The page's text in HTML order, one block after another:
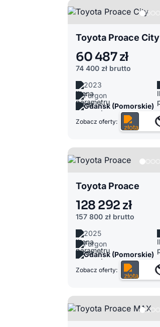
Toyota Proace City
60 487 zł
74 400 zł brutto
2023
Furgon
Gdańsk (Pomorskie)
Zobacz oferty:
Toyota Proace
128 292 zł
157 800 zł brutto
2025
Furgon
Gdańsk (Pomorskie)
Zobacz oferty: